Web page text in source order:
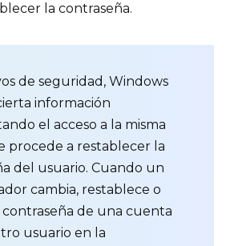
la contraseña.
de seguridad, Windows
información
el acceso a la misma
procede a restablecer la
del usuario. Cuando un
cambia, restablece o
contraseña de una cuenta
usuario en la